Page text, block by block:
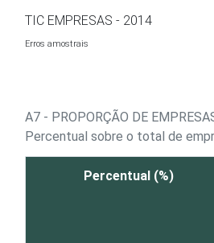
TIC EMPRESAS - 2014
Erros amostrais
A7 - PROPORÇÃO DE
Percentual sobre o total de
Percentual (%)